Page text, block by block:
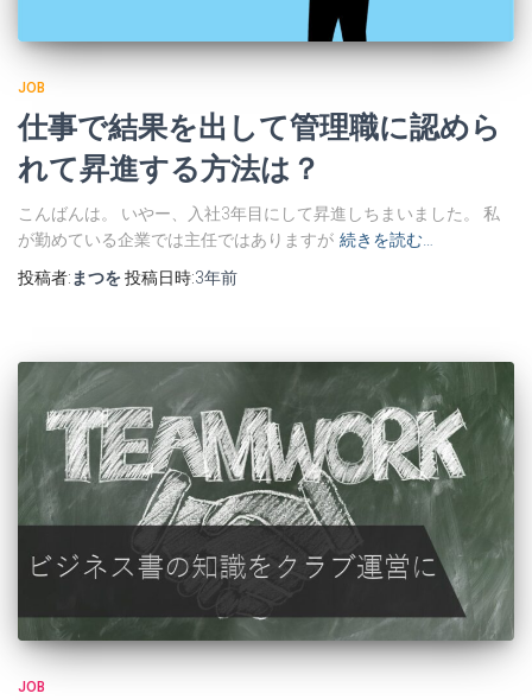
JOB
仕事で結果を出して管理職に認めら
れて昇進する方法は？
こんばんは。 いやー、入社3年目にして昇進しちまいました。 私
が勤めている企業では主任ではありますが 続きを読む…
投稿者: まつを投稿日時:3年前
JOB